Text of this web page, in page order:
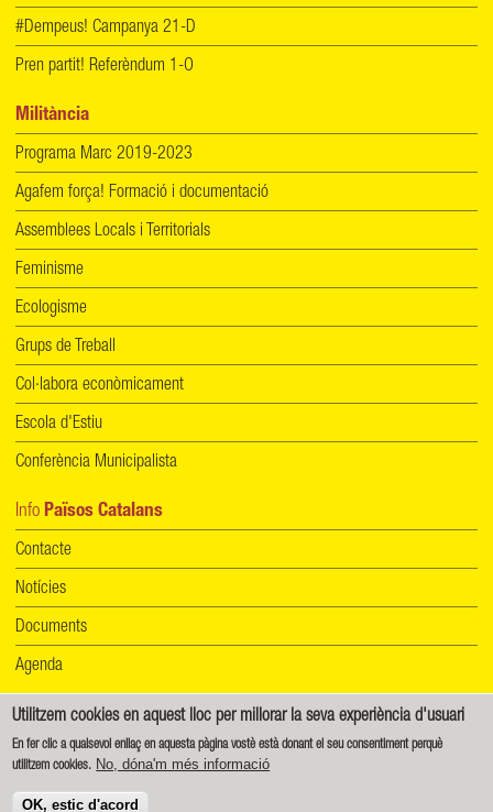
#Dempeus! Campanya 21-D
Pren partit! Referèndum 1-O
Militància
Programa Marc 2019-2023
Agafem força! Formació i documentació
Assemblees Locals i Territorials
Feminisme
Ecologisme
Grups de Treball
Col·labora econòmicament
Escola d'Estiu
Conferència Municipalista
Info Països Catalans
Contacte
Notícies
Documents
Agenda
Informació de protecció de dades Política de cookies
Creative Commons - Reconeixement-CompartirIgual 4.0 Internacional (CC BY-SA 4.0)
Utilitzem cookies en aquest lloc per millorar la seva experiència d'usuari
En fer clic a qualsevol enllaç en aquesta pàgina vostè està donant el seu consentiment perquè
utilitzem cookies. No, dóna'm més informació
OK, estic d'acord